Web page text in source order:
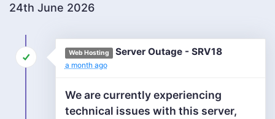
24th June 2026
Web Hosting Server Outage - SRV18
a month ago
We are currently experiencing
technical issues with this server,